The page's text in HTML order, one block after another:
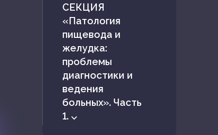
СЕКЦИЯ
«Патология
пищевода и
желудка:
проблемы
диагностики и
ведения
больных». Часть
1. ⌵